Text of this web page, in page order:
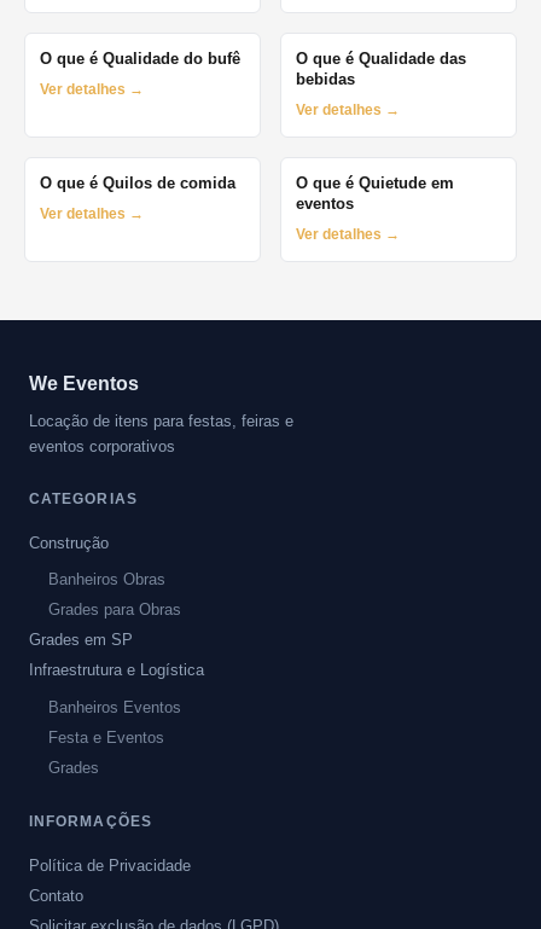
O que é Qualidade do bufê
Ver detalhes →
O que é Qualidade das
bebidas
Ver detalhes →
O que é Quilos de comida
Ver detalhes →
O que é Quietude em
eventos
Ver detalhes →
We Eventos
Locação de itens para festas, feiras e
eventos corporativos
CATEGORIAS
Construção
Banheiros Obras
Grades para Obras
Grades em SP
Infraestrutura e Logística
Banheiros Eventos
Festa e Eventos
Grades
INFORMAÇÕES
Política de Privacidade
Contato